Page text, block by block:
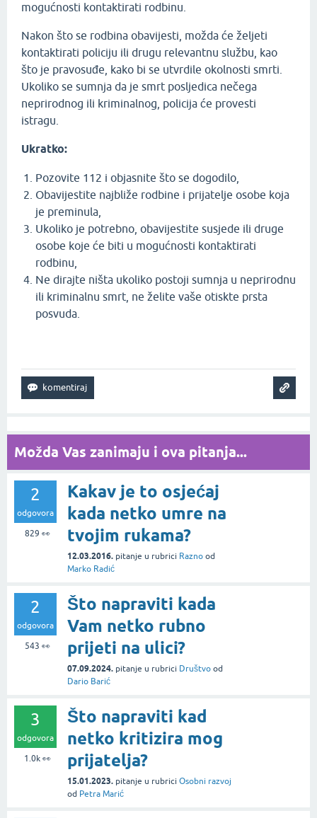
mogućnosti kontaktirati rodbinu.
Nakon što se rodbina obavijesti, možda će željeti
kontaktirati policiju ili drugu relevantnu službu, kao
što je pravosuđe, kako bi se utvrdile okolnosti smrti.
Ukoliko se sumnja da je smrt posljedica nečega
neprirodnog ili kriminalnog, policija će provesti
istragu.
Ukratko:
Pozovite 112 i objasnite što se dogodilo,
Obavijestite najbliže rodbine i prijatelje osobe koja
je preminula,
Ukoliko je potrebno, obavijestite susjede ili druge
osobe koje će biti u mogućnosti kontaktirati
rodbinu,
Ne dirajte ništa ukoliko postoji sumnja u neprirodnu
ili kriminalnu smrt, ne želite vaše otiskte prsta
posvuda.
Možda Vas zanimaju i ova pitanja...
2
odgovora
829 👀
Kakav je to osjećaj
kada netko umre na
tvojim rukama?
12.03.2016. pitanje u rubrici Razno od
Marko Radić
2
odgovora
543 👀
Što napraviti kada
Vam netko rubno
prijeti na ulici?
07.09.2024. pitanje u rubrici Društvo od
Dario Barić
3
odgovora
1.0k👀
Što napraviti kad
netko kritizira mog
prijatelja?
15.01.2023. pitanje u rubrici Osobni razvoj
od Petra Marić